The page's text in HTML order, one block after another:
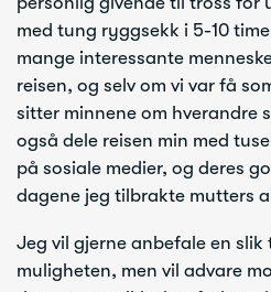
med tung ryggsekk i 5-10
mange interessante
reisen, og selv om vi var få
sitter minnene om hverandre
også dele reisen min med
på sosiale medier, og deres
dagene jeg tilbrakte mutters
Jeg vil gjerne anbefale en
muligheten, men vil advare